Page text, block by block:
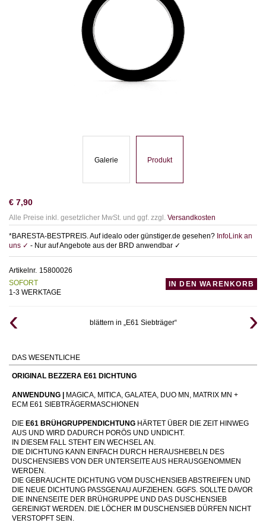
Galerie Produkt
€ 7,90
Alle Preise inkl. gesetzlicher MwSt. und ggf. zzgl. Versandkosten
*BARESTA-BESTPREIS. Auf idealo oder günstiger.de gesehen? InfoLink an
uns ✓ - Nur auf Angebote aus der BRD anwendbar ✓
Artikelnr. 15800026
SOFORT
1-3 WERKTAGE
IN DEN WARENKORB
blättern in „E61 Siebträger“
DAS WESENTLICHE
ORIGINAL BEZZERA E61 DICHTUNG
ANWENDUNG | MAGICA, MITICA, GALATEA, DUO MN, MATRIX MN +
ECM E61 SIEBTRÄGERMASCHIONEN
DIE E61 BRÜHGRUPPENDICHTUNG HÄRTET ÜBER DIE ZEIT HINWEG
AUS UND WIRD DADURCH PORÖS UND UNDICHT.
IN DIESEM FALL STEHT EIN WECHSEL AN.
DIE DICHTUNG KANN EINFACH DURCH HERAUSHEBELN DES
DUSCHENSIEBS VON DER UNTERSEITE AUS HERAUSGENOMMEN
WERDEN.
DIE GEBRAUCHTE DICHTUNG VOM DUSCHENSIEB ABSTREIFEN UND
DIE NEUE DICHTUNG PASSGENAU AUFZIEHEN. GGFS. SOLLTE DAVOR
DIE INNENSEITE DER BRÜHGRUPPE UND DAS DUSCHENSIEB
GEREINIGT WERDEN. DIE LÖCHER IM DUSCHENSIEB DÜRFEN NICHT
VERSTOPFT SEIN.